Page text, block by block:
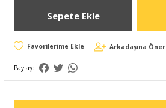
Sepete Ekle
Arkadaşına Öner
Paylaş: